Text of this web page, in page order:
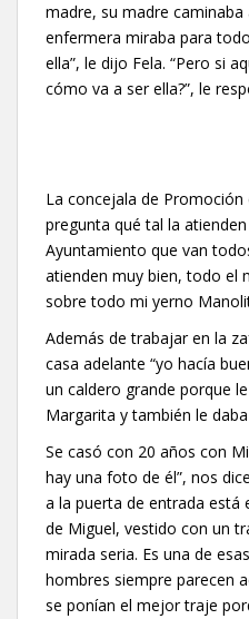
madre, su madre
enfermera miraba para
ella”, le dijo Fela. “Pero si
cómo va a ser ella?”, le
La concejala de
pregunta qué tal la
Ayuntamiento que van
atienden muy bien, todo el
sobre todo mi yerno
Además de trabajar en la
casa adelante “yo hacía
un caldero grande porque
Margarita y también le
Se casó con 20 años con
hay una foto de él”, nos
a la puerta de entrada está
de Miguel, vestido con un
mirada seria. Es una de
hombres siempre parecen
se ponían el mejor traje